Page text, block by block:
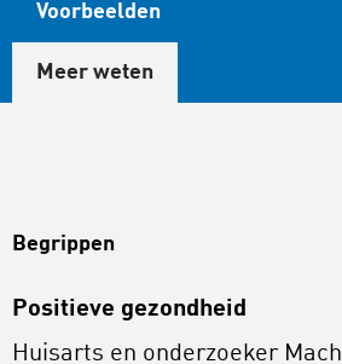
Voorbeelden
Meer weten
Begrippen
Positieve gezondheid
Huisarts en onderzoeker